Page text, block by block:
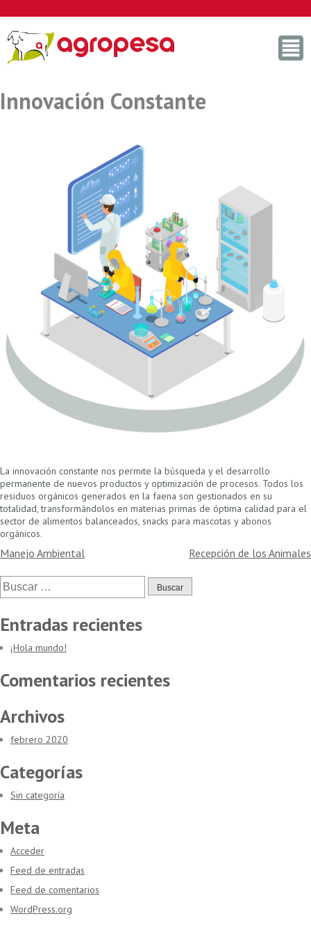
to
content
Innovación Constante
La innovación constante nos permite la búsqueda y el desarrollo
permanente de nuevos productos y optimización de procesos. Todos los
residuos orgánicos generados en la faena son gestionados en su
totalidad, transformándolos en materias primas de óptima calidad para el
sector de alimentos balanceados, snacks para mascotas y abonos
orgánicos.
Navegación
de
entradas
Manejo Ambiental Recepción de los Animales
Buscar:
Entradas recientes
¡Hola mundo!
Comentarios recientes
Archivos
febrero 2020
Categorías
Sin categoría
Meta
Acceder
Feed de entradas
Feed de comentarios
WordPress.org